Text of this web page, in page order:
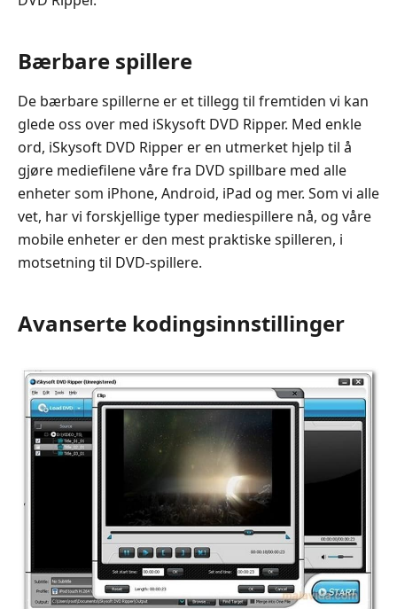
Bærbare spillere
De bærbare spillerne er et tillegg til fremtiden vi kan
glede oss over med iSkysoft DVD Ripper. Med enkle
ord, iSkysoft DVD Ripper er en utmerket hjelp til å
gjøre mediefilene våre fra DVD spillbare med alle
enheter som iPhone, Android, iPad og mer. Som vi alle
vet, har vi forskjellige typer mediespillere nå, og våre
mobile enheter er den mest praktiske spilleren, i
motsetning til DVD-spillere.
Avanserte kodingsinnstillinger